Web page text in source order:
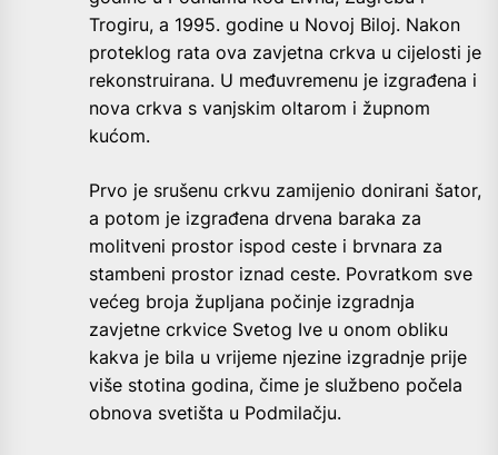
Trogiru, a 1995. godine u Novoj Biloj. Nakon
proteklog rata ova zavjetna crkva u cijelosti je
rekonstruirana. U međuvremenu je izgrađena i
nova crkva s vanjskim oltarom i župnom
kućom.
Prvo je srušenu crkvu zamijenio donirani šator,
a potom je izgrađena drvena baraka za
molitveni prostor ispod ceste i brvnara za
stambeni prostor iznad ceste. Povratkom sve
većeg broja župljana počinje izgradnja
zavjetne crkvice Svetog Ive u onom obliku
kakva je bila u vrijeme njezine izgradnje prije
više stotina godina, čime je službeno počela
obnova svetišta u Podmilačju.